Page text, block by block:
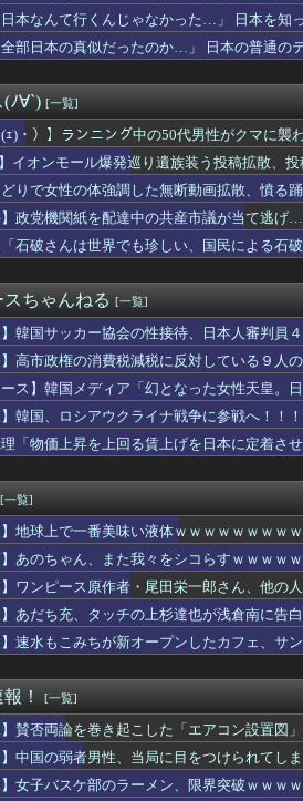
美味い液体ｗｗｗｗｗｗｗｗｗｗｗｗｗｗ
の指使いで感じてしまうｗｗｗwｗｗｗｗ
大物リスナーさん、謝罪！「課金自慢ウザ
吉岡里帆みたいな女子アナが発掘されるｗw
によく周りの反対を押し切って結婚したよね
オが削る：スクラッチで一獲千金？！
ックが有効と判明 襲われた男性「アリキッ
の民家に不法侵入、「これ留守にしてるだ
殺すぞ｣と言った上司、｢胃が痛い｣とか言い
社するの禁止されたんだがこれ法律違反じ
日本に来たら住むところも探してくれてお
手荷物を救急隊員に渡した。その後日、現
Wログレス組ませると、どうなるかわかる？
、セクシーすぎる♡♡♡♡♡
ルさんの後ろ姿、シルエットがめちゃくちゃ
かいうアニメ見始めたけどなにこれ
戦以外だとマジで強い
かれた店で30万円の補整下着を勧められた
ソシャゲ、めっちゃ面白い
って高級デッキなのに持ってる人多いんだな
の事故、地獄ｗｗｗｗｗｗｗｗｗｗｗｗｗ
与一郎死んだの、破傷風だったの・・・？
』『CoD:BO2』で他人のアカウントレベル
タ透けニットの乗せ乳！！【GIF動画あり】
統領、がん闘病で激痛 次男のハンター氏「
、あまりにも面白すぎるｗｗｗｗｗｗｗｗ
役メンバーのコンボ、止まらない
ング中の50代男性がクマに襲われケガ 体長
ろそろアプデすべきだよな？
ったW杯でブラジルの明暗を分けた瞬間（
ダメージ出すにはどうすればいいの？攻撃力
＆ ブラ線くっきりレポート！！【GIF動画
るおにぎり屋さん、裏でおっさんが握ってい
ライブの犬、だいたい老犬
レブンのバイト「AIにちいかわの画像を
のならソフトの値段も上げればいいのでは？
本なんて行くんじゃなかった…」 日本を知
部日本の真似だったのか…」 日本の普通の
(ﾉ∀`) [一覧]
(ｪ)・）】ランニング中の50代男性がクマに
】イオンモール爆発巡り遺族装う投稿拡散、
りで女性の体強調した無断動画拡散、憤る
】政党機関紙を配達中の共産市議が当て逃
石破さんは世界でも珍しい、国民による石
ちゃんねる [一覧]
】韓国サッカー協会の性接待、日本人審判員
】高市政権の消費税減税に反対している９人
ース】韓国メディア「幻となった女性天皇。
】韓国、ロシアウクライナ戦争に参戦へ！！！
「物価上昇を上回る賃上げを日本に定着さ
[一覧]
】地球上で一番美味い液体ｗｗｗｗｗｗｗｗ
】あのちゃん、また我々をシコらすｗｗｗｗ
】ワンピース原作者・尾田栄一郎さん、他の
】あだち充、タッチの上杉達也が浅倉南に告
】速水もこみちが新オープンしたカフェ、サ
！ [一覧]
】賛否両論を巻き起こした「エアコン設置図
】中国の弱者男性、当局に目をつけられてし
】女子バスケ部のラーメン、限界突破ｗｗｗｗ